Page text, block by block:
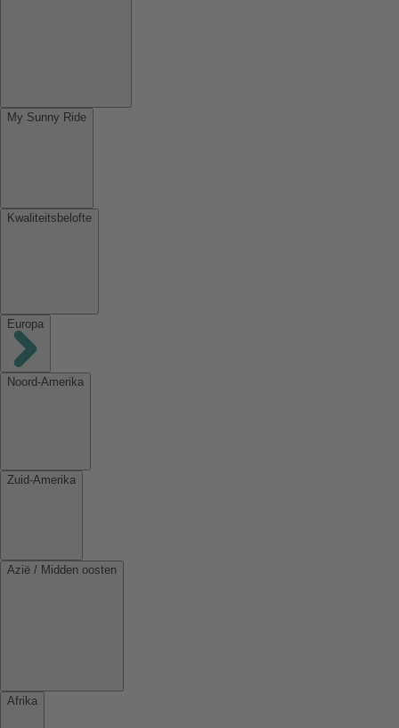
My Sunny Ride
Kwaliteitsbelofte
Europa
Noord-Amerika
Zuid-Amerika
Azië / Midden oosten
Afrika